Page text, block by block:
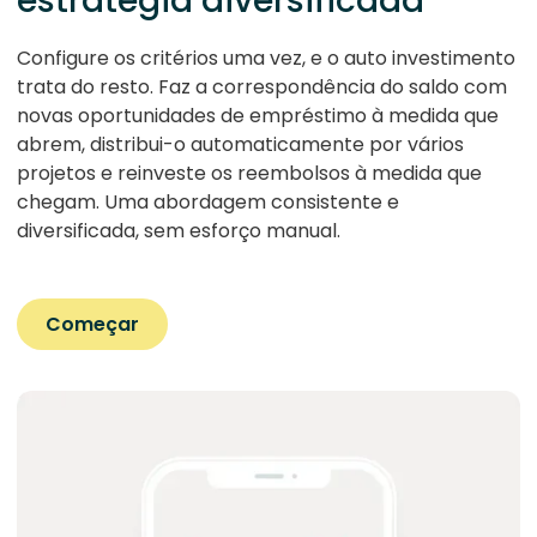
Configure os critérios uma vez, e o auto investimento
trata do resto. Faz a correspondência do saldo com
novas oportunidades de empréstimo à medida que
abrem, distribui-o automaticamente por vários
projetos e reinveste os reembolsos à medida que
chegam. Uma abordagem consistente e
diversificada, sem esforço manual.
Começar